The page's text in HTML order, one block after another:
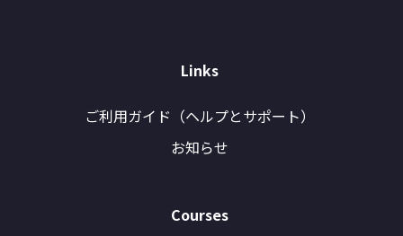
Links
ご利用ガイド（ヘルプとサポート）
お知らせ
Courses